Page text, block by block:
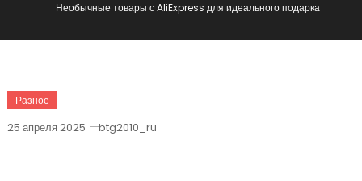
Необычные товары с AliExpress для идеального подарка
Разное
25 апреля 2025 btg2010_ru